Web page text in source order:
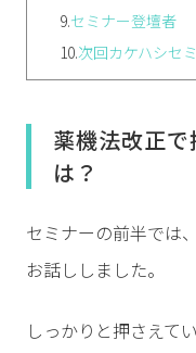
9.セミナー登壇者
10.次回カケハシセ
薬機法改正
は？
セミナーの前半では
お話ししました。
しっかりと押さえて